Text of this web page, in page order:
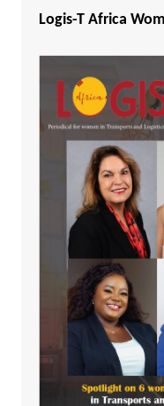
Logis-T Africa